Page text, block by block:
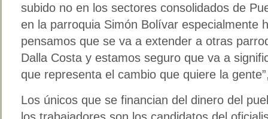
subido no en los sectores consolidados de
en la parroquia Simón Bolívar especialmente
pensamos que se va a extender a otras
Dalla Costa y estamos seguro que va a
que representa el cambio que quiere la
Los únicos que se financian del dinero del
los trabajadores son los candidatos del